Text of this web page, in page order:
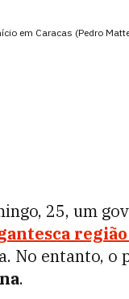
em Caracas (Pedro
25, um
No entanto,
.